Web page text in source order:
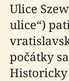
Ulice
ulice“)
počátky